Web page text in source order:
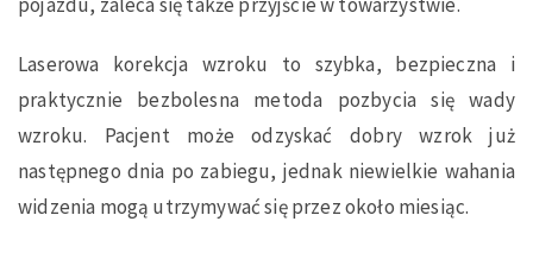
Laserowa korekcja wzroku to szybka, bezpieczna i
praktycznie bezbolesna metoda pozbycia się wady
wzroku. Pacjent może odzyskać dobry wzrok już
następnego dnia po zabiegu, jednak niewielkie wahania
widzenia mogą utrzymywać się przez około miesiąc.